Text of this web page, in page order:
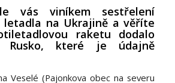
vás viníkem sestřelení
letadla na Ukrajině a věříte
raketu dodalo
Rusko, které je údajně
Veselé (Pajonkova obec na severu